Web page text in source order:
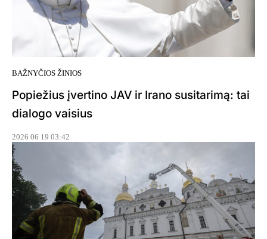
BAŽNYČIOS ŽINIOS
Popiežius įvertino JAV ir Irano susitarimą: tai
dialogo vaisius
2026 06 19 03:42